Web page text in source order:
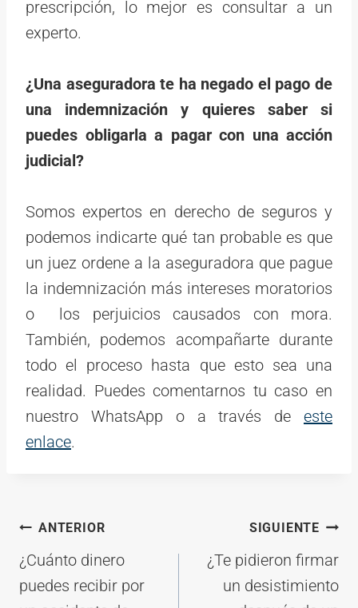
prescripción, lo mejor es consultar a un
experto.
¿Una aseguradora te ha negado el pago de
una indemnización y quieres saber si
puedes obligarla a pagar con una acción
judicial?
Somos expertos en derecho de seguros y
podemos indicarte qué tan probable es que
un juez ordene a la aseguradora que pague
la indemnización más intereses moratorios
o los perjuicios causados con mora.
También, podemos acompañarte durante
todo el proceso hasta que esto sea una
realidad. Puedes comentarnos tu caso en
nuestro WhatsApp o a través de este
enlace.
Navegación
de
entradas
ANTERIOR
¿Cuánto dinero
puedes recibir por
SIGUIENTE
¿Te pidieron firmar
un desistimiento